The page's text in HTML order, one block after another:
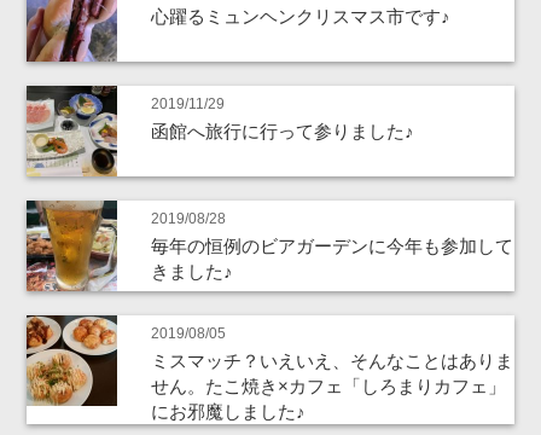
心躍るミュンヘンクリスマス市です♪
2019/11/29
函館へ旅行に行って参りました♪
2019/08/28
毎年の恒例のビアガーデンに今年も参加して
きました♪
2019/08/05
ミスマッチ？いえいえ、そんなことはありま
せん。たこ焼き×カフェ「しろまりカフェ」
にお邪魔しました♪